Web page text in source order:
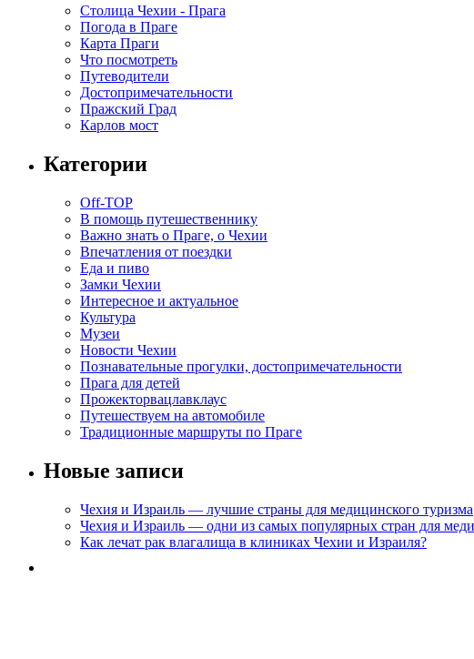
Столица Чехии - Прага
Погода в Праге
Карта Праги
Что посмотреть
Путеводители
Достопримечательности
Пражский Град
Карлов мост
Категории
Off-TOP
В помощь путешественнику
Важно знать о Праге, о Чехии
Впечатления от поездки
Еда и пиво
Замки Чехии
Интересное и актуальное
Культура
Музеи
Новости Чехии
Познавательные прогулки, достопримечательности
Прага для детей
Прожекторвацлавклаус
Путешествуем на автомобиле
Традиционные маршруты по Праге
Новые записи
Чехия и Израиль — лучшие страны для медицинского туризма
Чехия и Израиль — одни из самых популярных стран для
Как лечат рак влагалища в клиниках Чехии и Израиля?